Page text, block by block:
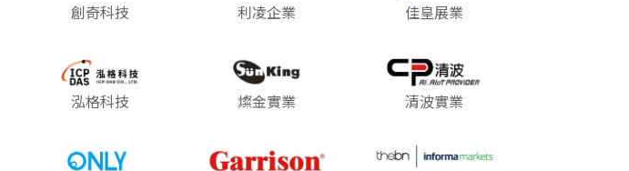
創奇科技 利凌企業 佳皇展業
泓格科技 燦金實業 清波實業